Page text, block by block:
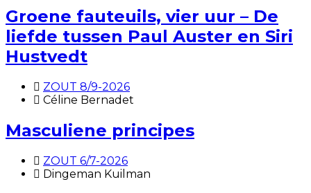
Groene fauteuils, vier uur – De
liefde tussen Paul Auster en Siri
Hustvedt
ZOUT 8/9-2026
Céline Bernadet
Masculiene principes
ZOUT 6/7-2026
Dingeman Kuilman